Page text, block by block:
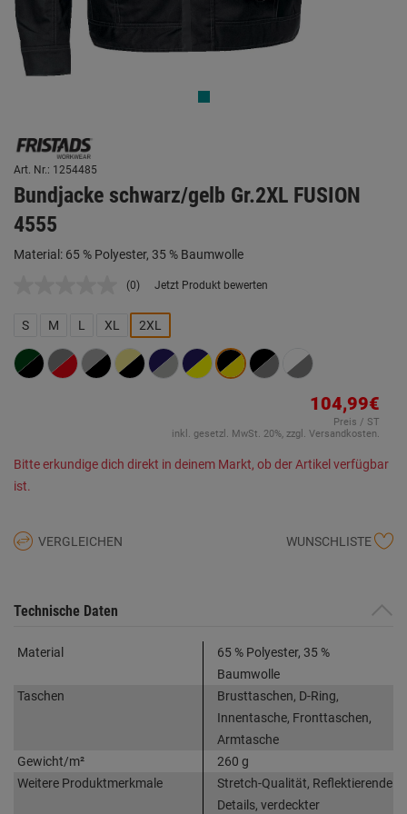
Art. Nr.: 1254485
Bundjacke schwarz/gelb Gr.2XL FUSION
4555
Material: 65 % Polyester, 35 % Baumwolle
Kein
Link
auf
derselben
Seite.
(0) Jetzt Produkt bewerten
S M L XL 2XL
104,99€
Preis / ST
inkl. gesetzl. MwSt. 20%, zzgl. Versandkosten.
Bitte erkundige dich direkt in deinem Markt, ob der Artikel verfügbar
ist.
VERGLEICHEN WUNSCHLISTE
Technische Daten
Material
65 % Polyester, 35 %
Baumwolle
Taschen
Brusttaschen, D-Ring,
Innentasche, Fronttaschen,
Armtasche
Gewicht/m²
260 g
Weitere Produktmerkmale
Stretch-Qualität, Reflektierende
Details, verdeckter